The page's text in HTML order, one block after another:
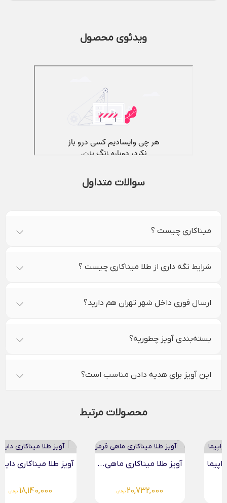
ویدئوی محصول
سوالات متداول
میناکاری چیست ؟
شرایط نگه داری از طلا میناکاری چیست ؟
ارسال فوری داخل شهر تهران هم دارید؟
بسته‌بندی آویز چطوریه؟
این آویز برای هدیه دادن مناسب است؟
محصولات مرتبط
آویز طلا میناکاری ماهی...
20,732,000 تومان
آویز طلا میناکاری دایناسور
18,140,000 تومان